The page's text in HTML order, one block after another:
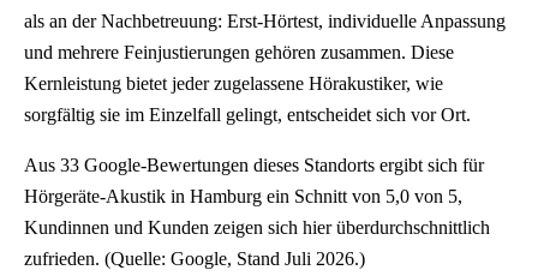
als an der Nachbetreuung: Erst-Hörtest, individuelle Anpassung
und mehrere Feinjustierungen gehören zusammen. Diese
Kernleistung bietet jeder zugelassene Hörakustiker, wie
sorgfältig sie im Einzelfall gelingt, entscheidet sich vor Ort.
Aus 33 Google-Bewertungen dieses Standorts ergibt sich für
Hörgeräte-Akustik in Hamburg ein Schnitt von 5,0 von 5,
Kundinnen und Kunden zeigen sich hier überdurchschnittlich
zufrieden. (Quelle: Google, Stand Juli 2026.)